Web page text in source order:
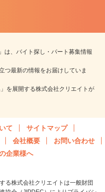
は、バイト探し・パート募集情報
つ最新の情報をお届けしていま
を展開する株式会社クリエイトが
て
サイトマップ
会社概要
お問い合わせ
企業様へ
る株式会社クリエイトは一般財団